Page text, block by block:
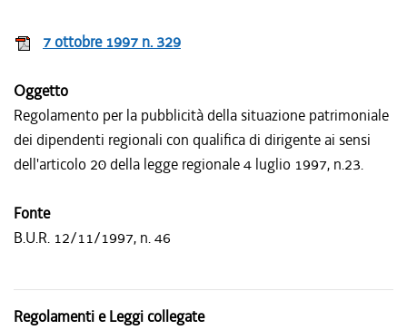
7 ottobre 1997 n. 329
Oggetto
Regolamento per la pubblicità della situazione patrimoniale
dei dipendenti regionali con qualifica di dirigente ai sensi
dell'articolo 20 della legge regionale 4 luglio 1997, n.23.
Fonte
B.U.R. 12/11/1997, n. 46
Regolamenti e Leggi collegate